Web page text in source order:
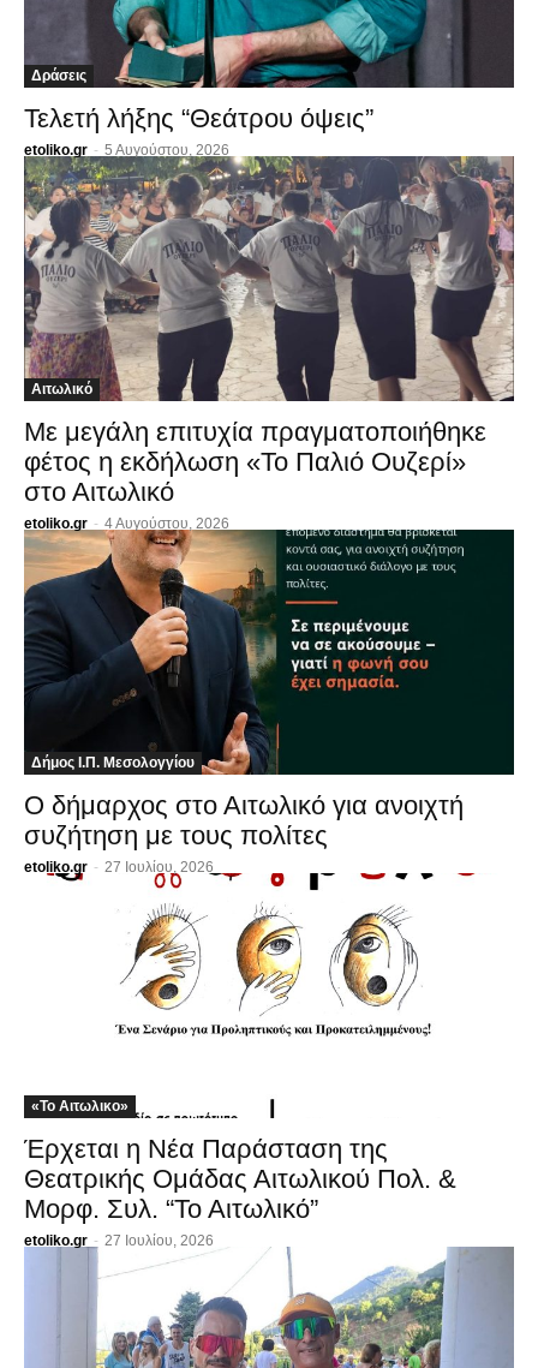
Δράσεις
Τελετή λήξης “Θεάτρου όψεις”
etoliko.gr - 5 Αυγούστου, 2026
Αιτωλικό
Με μεγάλη επιτυχία πραγματοποιήθηκε
φέτος η εκδήλωση «Το Παλιό Ουζερί»
στο Αιτωλικό
etoliko.gr - 4 Αυγούστου, 2026
Δήμος Ι.Π. Μεσολογγίου
Ο δήμαρχος στο Αιτωλικό για ανοιχτή
συζήτηση με τους πολίτες
etoliko.gr - 27 Ιουλίου, 2026
«Το Αιτωλικο»
Έρχεται η Νέα Παράσταση της
Θεατρικής Ομάδας Αιτωλικού Πολ. &
Μορφ. Συλ. “Το Αιτωλικό”
etoliko.gr - 27 Ιουλίου, 2026